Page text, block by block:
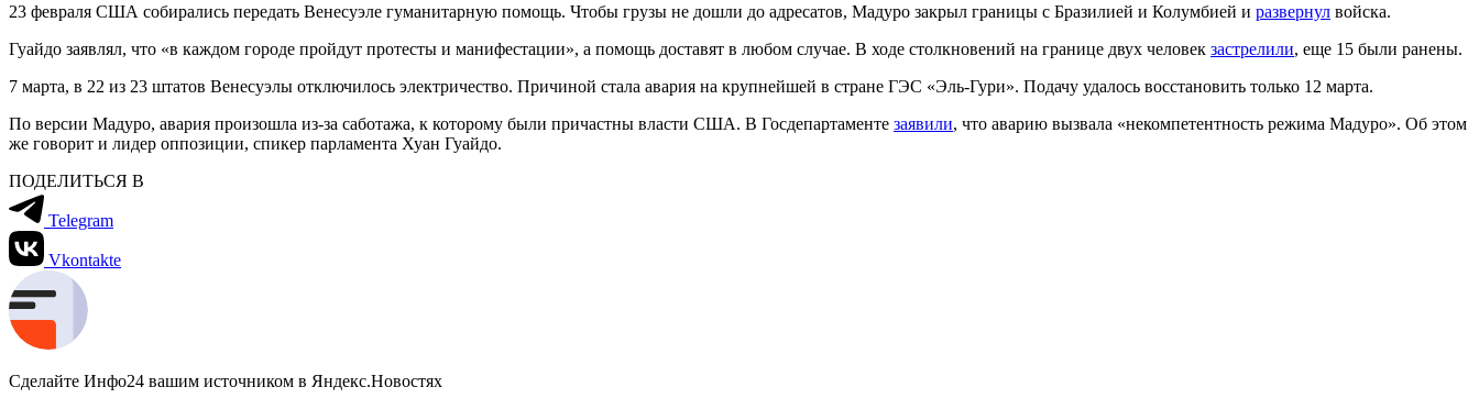
23 февраля США собирались передать Венесуэле гуманитарную помощь. Чтобы грузы не дошли до адресатов, Мадуро закрыл границы с Бразилией и Колумбией и развернул войска.
Гуайдо заявлял, что «в каждом городе пройдут протесты и манифестации», а помощь доставят в любом случае. В ходе столкновений на границе двух человек застрелили, еще 15 были ранены.
7 марта, в 22 из 23 штатов Венесуэлы отключилось электричество. Причиной стала авария на крупнейшей в стране ГЭС «Эль-Гури». Подачу удалось восстановить только 12 марта.
По версии Мадуро, авария произошла из-за саботажа, к которому были причастны власти США. В Госдепартаменте заявили, что аварию вызвала «некомпетентность режима Мадуро». Об этом
же говорит и лидер оппозиции, спикер парламента Хуан Гуайдо.
ПОДЕЛИТЬСЯ В
Telegram
Vkontakte
Сделайте Инфо24 вашим источником в Яндекс.Новостях